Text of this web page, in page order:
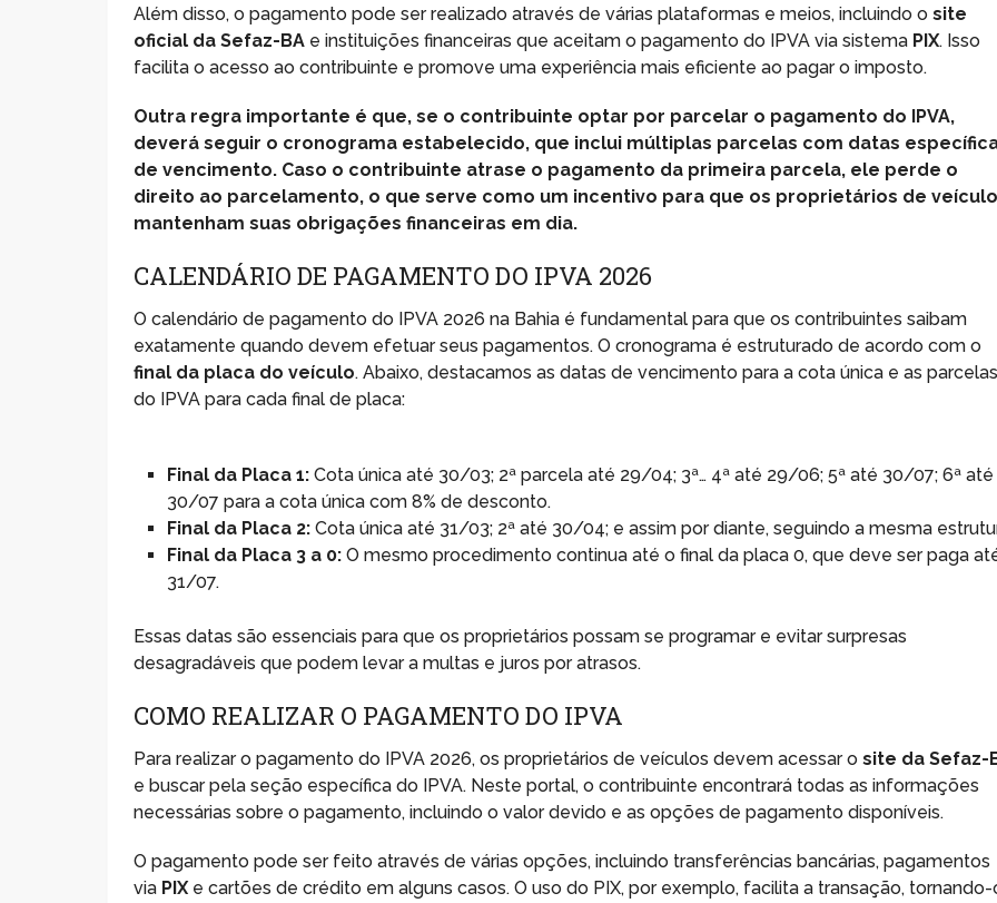
Além disso, o pagamento pode ser realizado através de várias plataformas e meios, incluindo osite
oficial da Sefaz-BA e instituições financeiras que aceitam o pagamento do IPVA via sistema PIX. Isso
facilita o acesso ao contribuinte e promove uma experiência mais eficiente ao pagar o imposto.
Outra regra importante é que, se o contribuinte optar por parcelar o pagamento do IPVA,
deverá seguir o cronograma estabelecido, que inclui múltiplas parcelas com datas
de vencimento. Caso o contribuinte atrase o pagamento da primeira parcela, ele perde o
direito ao parcelamento, o que serve como um incentivo para que os proprietários de
mantenham suas obrigações financeiras em dia.
CALENDÁRIO DE PAGAMENTO DO IPVA 2026
O calendário de pagamento do IPVA 2026 na Bahia é fundamental para que os contribuintes saibam
exatamente quando devem efetuar seus pagamentos. O cronograma é estruturado de acordo com o
final da placa do veículo. Abaixo, destacamos as datas de vencimento para a cota única e as parcelas
do IPVA para cada final de placa:
Final da Placa 1: Cota única até 30/03; 2ª parcela até 29/04; 3ª… 4ª até 29/06; 5ª até 30/07; 6ª até
30/07 para a cota única com 8% de desconto.
Final da Placa 2: Cota única até 31/03; 2ª até 30/04; e assim por diante, seguindo a mesma
Final da Placa 3 a 0: O mesmo procedimento continua até o final da placa 0, que deve ser paga
31/07.
Essas datas são essenciais para que os proprietários possam se programar e evitar surpresas
desagradáveis que podem levar a multas e juros por atrasos.
COMO REALIZAR O PAGAMENTO DO IPVA
Para realizar o pagamento do IPVA 2026, os proprietários de veículos devem acessar osite da Sefaz-
e buscar pela seção específica do IPVA. Neste portal, o contribuinte encontrará todas as informações
necessárias sobre o pagamento, incluindo o valor devido e as opções de pagamento disponíveis.
O pagamento pode ser feito através de várias opções, incluindo transferências bancárias, pagamentos
via PIXe cartões de crédito em alguns casos. O uso do PIX, por exemplo, facilita a transação, tornando-